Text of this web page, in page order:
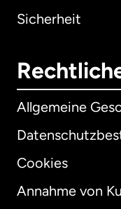
Sicherheit
Allgemeine
Cookies
Annahme von